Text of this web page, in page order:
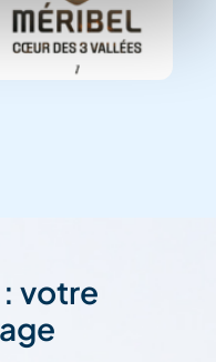
votre